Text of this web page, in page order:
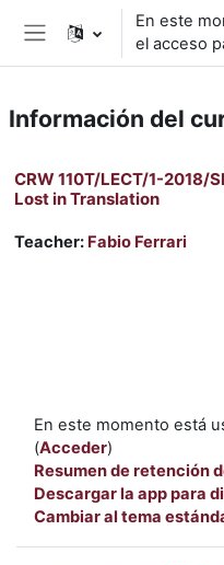
Salta al contenido principal
Panel lateral
En este
el acceso
Información del
CRW 110T/LECT/1-2018/
Lost in Translation
Teacher: Fabio Ferrari
En este momento está
(Acceder)
Resumen de retención
Descargar la app para
Cambiar al tema